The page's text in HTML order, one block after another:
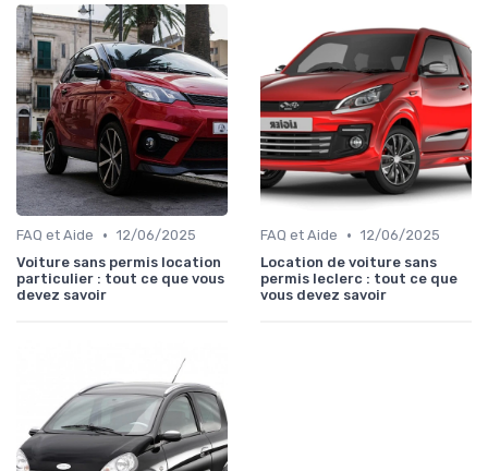
FAQ et Aide • 12/06/2025
Voiture sans permis location
particulier : tout ce que vous
devez savoir
FAQ et Aide • 12/06/2025
Location de voiture sans
permis leclerc : tout ce que
vous devez savoir